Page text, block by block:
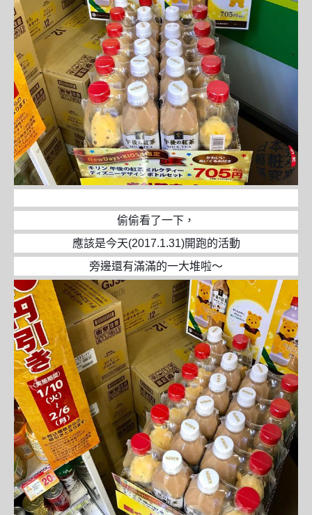
偷偷看了一下，
應該是今天(2017.1.31)開跑的活動
旁邊還有滿滿的一大堆啦～